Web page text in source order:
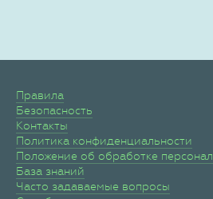
Правила
Безопасность
Контакты
Политика конфиденциальности
Положение об обработке
База знаний
Часто задаваемые вопросы